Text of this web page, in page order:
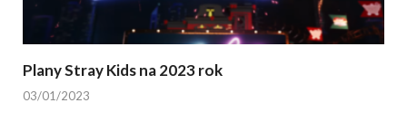
Plany Stray Kids na 2023 rok
03/01/2023